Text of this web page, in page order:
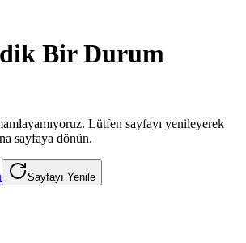
Bir Durum
Lütfen sayfayı yenileyerek
sayfaya dönün.
Sayfayı Yenile